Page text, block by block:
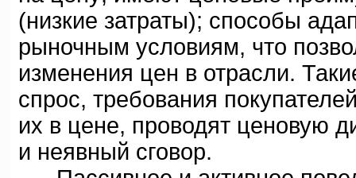
(низкие затраты); способы
рыночным условиям, что
изменения цен в отрасли.
спрос, требования
их в цене, проводят ценовую
и неявный сговор.